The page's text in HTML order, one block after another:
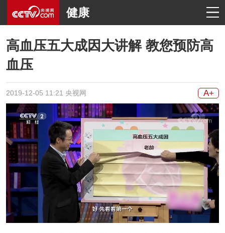
健康
高血压五大成因大讲解 教您预防高
血压
2019-12-05 11:21 央视网 A+